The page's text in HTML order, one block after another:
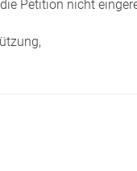
Petition nicht